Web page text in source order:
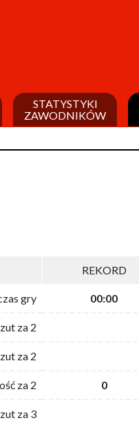
STATYSTYKI
ZAWODNIKÓW
REKORD
gry 00:00
za 2
za 2
za 2 0
za 3